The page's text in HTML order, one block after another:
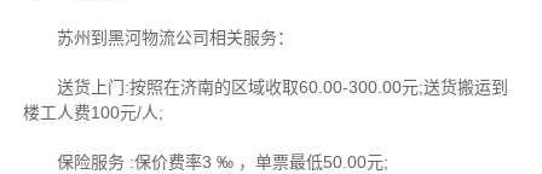
苏州到黑河物流公司相关服务：
送货上门:按照在济南的区域收取60.00-300.00元;送货搬运到
楼工人费100元/人;
保险服务 :保价费率3 ‰ ，单票最低50.00元;